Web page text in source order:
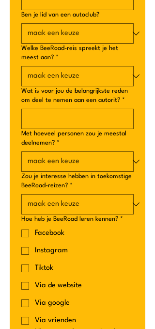
Ben je lid van een autoclub?
Welke BeeRoad-reis spreekt je het
meest aan? *
Wat is voor jou de belangrijkste reden
om deel te nemen aan een autorit? *
Met hoeveel personen zou je meestal
deelnemen? *
Zou je interesse hebben in toekomstige
BeeRoad-reizen? *
Hoe heb je BeeRoad leren kennen? *
Facebook
Instagram
Tiktok
Via de website
Via google
Via vrienden